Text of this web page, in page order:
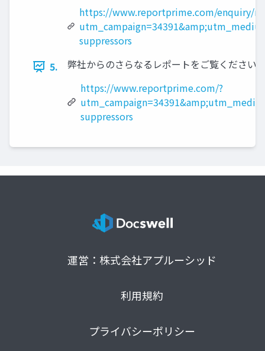
https://www.reportprime.com/enquiry/
suppressors
5.
弊社からのさらなるレポートをご覧くださ
https://www.reportprime.com/?
suppressors
運営：株式会社アプルーシッド
利用規約
プライバシーポリシー